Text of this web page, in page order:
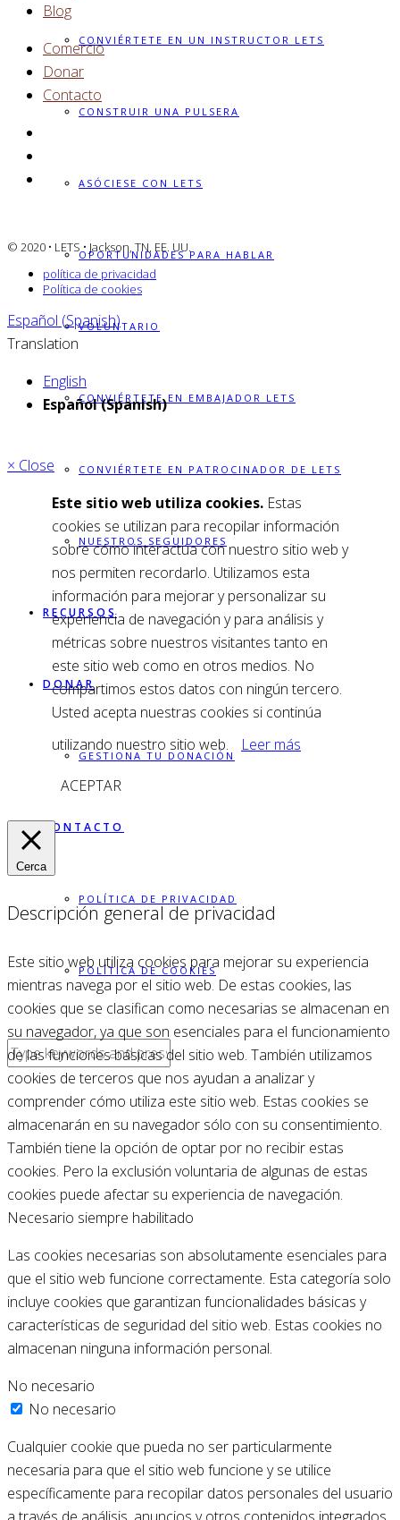
CONVIÉRTETE EN UN INSTRUCTOR LETS
CONSTRUIR UNA PULSERA
ASÓCIESE CON LETS
OPORTUNIDADES PARA HABLAR
VOLUNTARIO
CONVIÉRTETE EN EMBAJADOR LETS
CONVIÉRTETE EN PATROCINADOR DE LETS
NUESTROS SEGUIDORES
RECURSOS
DONAR
GESTIONA TU DONACIÓN
CONTACTO
POLÍTICA DE PRIVACIDAD
POLÍTICA DE COOKIES
Blog
Comercio
Donar
Contacto
© 2020 • LETS • Jackson, TN, EE. UU.
política de privacidad
Política de cookies
Español (Spanish)
Translation
English
Español (Spanish)
× Close
Este sitio web utiliza cookies. Estas
cookies se utilizan para recopilar información
sobre cómo interactúa con nuestro sitio web y
nos permiten recordarlo. Utilizamos esta
información para mejorar y personalizar su
experiencia de navegación y para análisis y
métricas sobre nuestros visitantes tanto en
este sitio web como en otros medios. No
compartimos estos datos con ningún tercero.
Usted acepta nuestras cookies si continúa
utilizando nuestro sitio web.
Leer más
ACEPTAR
Cerca
Descripción general de privacidad
Este sitio web utiliza cookies para mejorar su experiencia
mientras navega por el sitio web. De estas cookies, las
cookies que se clasifican como necesarias se almacenan en
su navegador, ya que son esenciales para el funcionamiento
de las funciones básicas del sitio web. También utilizamos
cookies de terceros que nos ayudan a analizar y
comprender cómo utiliza este sitio web. Estas cookies se
almacenarán en su navegador sólo con su consentimiento.
También tiene la opción de optar por no recibir estas
cookies. Pero la exclusión voluntaria de algunas de estas
cookies puede afectar su experiencia de navegación.
Necesario siempre habilitado
Las cookies necesarias son absolutamente esenciales para
que el sitio web funcione correctamente. Esta categoría solo
incluye cookies que garantizan funcionalidades básicas y
características de seguridad del sitio web. Estas cookies no
almacenan ninguna información personal.
No necesario
No necesario
Cualquier cookie que pueda no ser particularmente
necesaria para que el sitio web funcione y se utilice
específicamente para recopilar datos personales del usuario